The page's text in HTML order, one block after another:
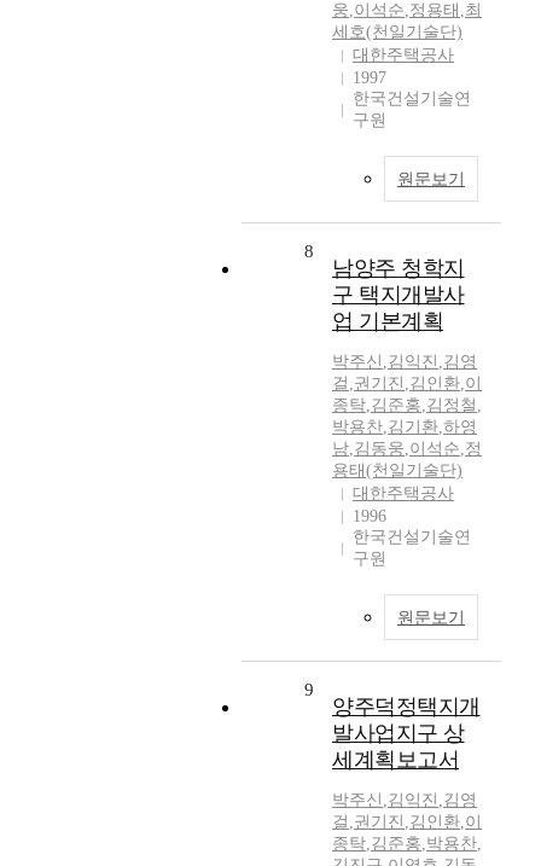
웅,이석순,정용태 ,최
세호(천일기술단)
대한주택공사
1997
한국건설기술연
구원
원문보기
8
남양주 청학지
구 택지개발사
업 기본계획
박주신 ,김익진 ,김영
걸 ,권기진 ,김인환,이
종탁,김준홍,김정철 ,
박용찬,김기환,하영
남,김동웅,이석순,정
용태(천일기술단)
대한주택공사
1996
한국건설기술연
구원
원문보기
9
양주덕정택지개
발사업지구 상
세계획보고서
박주신 ,김익진 ,김영
걸 ,권기진 ,김인환,이
종탁,김준홍,박용찬,